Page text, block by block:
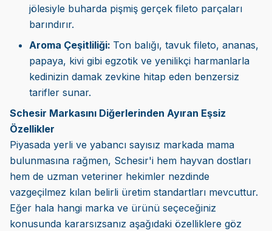
jölesiyle buharda pişmiş gerçek fileto parçaları
barındırır.
Aroma Çeşitliliği: Ton balığı, tavuk fileto, ananas,
papaya, kivi gibi egzotik ve yenilikçi harmanlarla
kedinizin damak zevkine hitap eden benzersiz
tarifler sunar.
Schesir Markasını Diğerlerinden Ayıran Eşsiz
Özellikler
Piyasada yerli ve yabancı sayısız markada mama
bulunmasına rağmen, Schesir'i hem hayvan dostları
hem de uzman veteriner hekimler nezdinde
vazgeçilmez kılan belirli üretim standartları mevcuttur.
Eğer hala hangi marka ve ürünü seçeceğiniz
konusunda kararsızsanız aşağıdaki özelliklere göz